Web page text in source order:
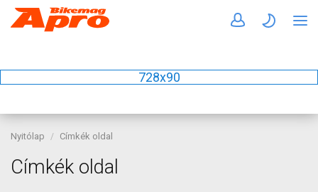
728x90
Nyitólap Címkék oldal
Címkék oldal